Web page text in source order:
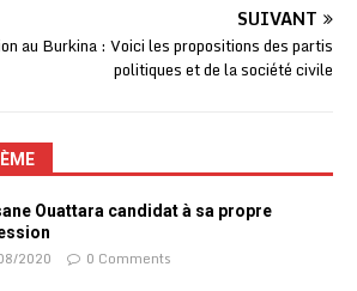
SUIVANT
au Burkina : Voici les propositions des partis
politiques et de la société civile
Ouattara candidat à sa propre
2020 0 Comments